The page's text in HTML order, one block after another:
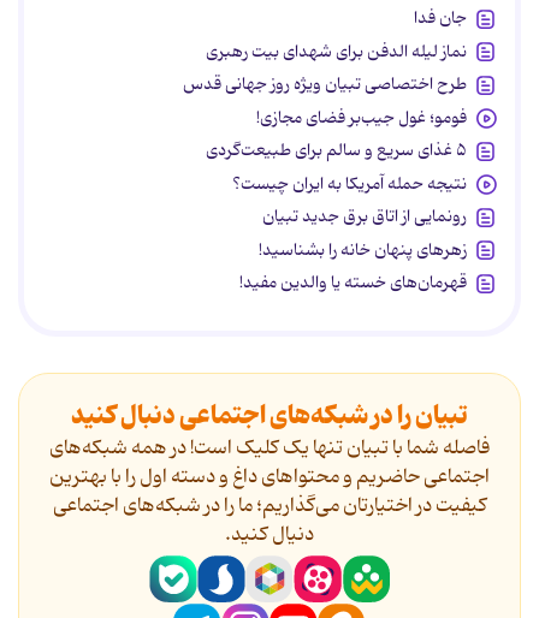
جان فدا
نماز لیله الدفن برای شهدای بیت رهبری
طرح اختصاصی تبیان ویژه روز جهانی قدس
فومو؛ غول جیب‌بر فضای مجازی!
۵ غذای سریع و سالم برای طبیعت‌گردی
نتیجه حمله آمریکا به ایران چیست؟
رونمایی از اتاق برق جدید تبیان
زهرهای پنهان خانه را بشناسید!
قهرمان‌های خسته یا والدین مفید!
تبیان را در شبکه‌های اجتماعی دنبال کنید
فاصله شما با تبیان تنها یک کلیک است! در همه شبکه‌های
اجتماعی حاضریم و محتواهای داغ و دسته اول را با بهترین
کیفیت در اختیارتان می‌گذاریم؛ ما را در شبکه‌های اجتماعی
دنیال کنید.